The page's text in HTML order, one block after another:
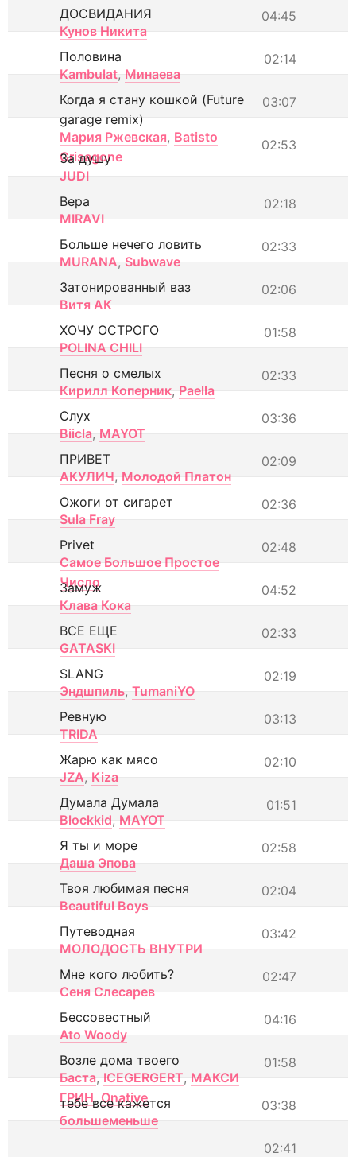
04:45
ДОСВИДАНИЯ
Кунов Никита
02:14
Половина
Kambulat, Минаева
03:07
Когда я стану кошкой (Future
garage remix)
Мария Ржевская, Batisto
Grisagone
02:53
За душу
JUDI
02:18
Вера
MIRAVI
02:33
Больше нечего ловить
MURANA, Subwave
02:06
Затонированный ваз
Витя АК
01:58
ХОЧУ ОСТРОГО
POLINA CHILI
02:33
Песня о смелых
Кирилл Коперник, Paella
03:36
Слух
Biicla, MAYOT
02:09
ПРИВЕТ
АКУЛИЧ, Молодой Платон
02:36
Ожоги от сигарет
Sula Fray
02:48
Privet
Самое Большое Простое
Число
04:52
Замуж
Клава Кока
02:33
ВСЕ ЕЩЕ
GATASKI
02:19
SLANG
Эндшпиль, TumaniYO
03:13
Ревную
TRIDA
02:10
Жарю как мясо
JZA, Kiza
01:51
Думала Думала
Blockkid, MAYOT
02:58
Я ты и море
Даша Эпова
02:04
Твоя любимая песня
Beautiful Boys
03:42
Путеводная
МОЛОДОСТЬ ВНУТРИ
02:47
Мне кого любить?
Сеня Слесарев
04:16
Бессовестный
Ato Woody
01:58
Возле дома твоего
Баста, ICEGERGERT, МАКСИ
ГРИН, Onative 03:38
тебе все кажется
большеменьше
02:41